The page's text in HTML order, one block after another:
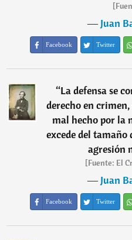
―Juan
Facebook Twitter
“La defensa se
derecho en
mal hecho por la
excede del
agresión
[Fuente: El
―Juan
Facebook Twitter